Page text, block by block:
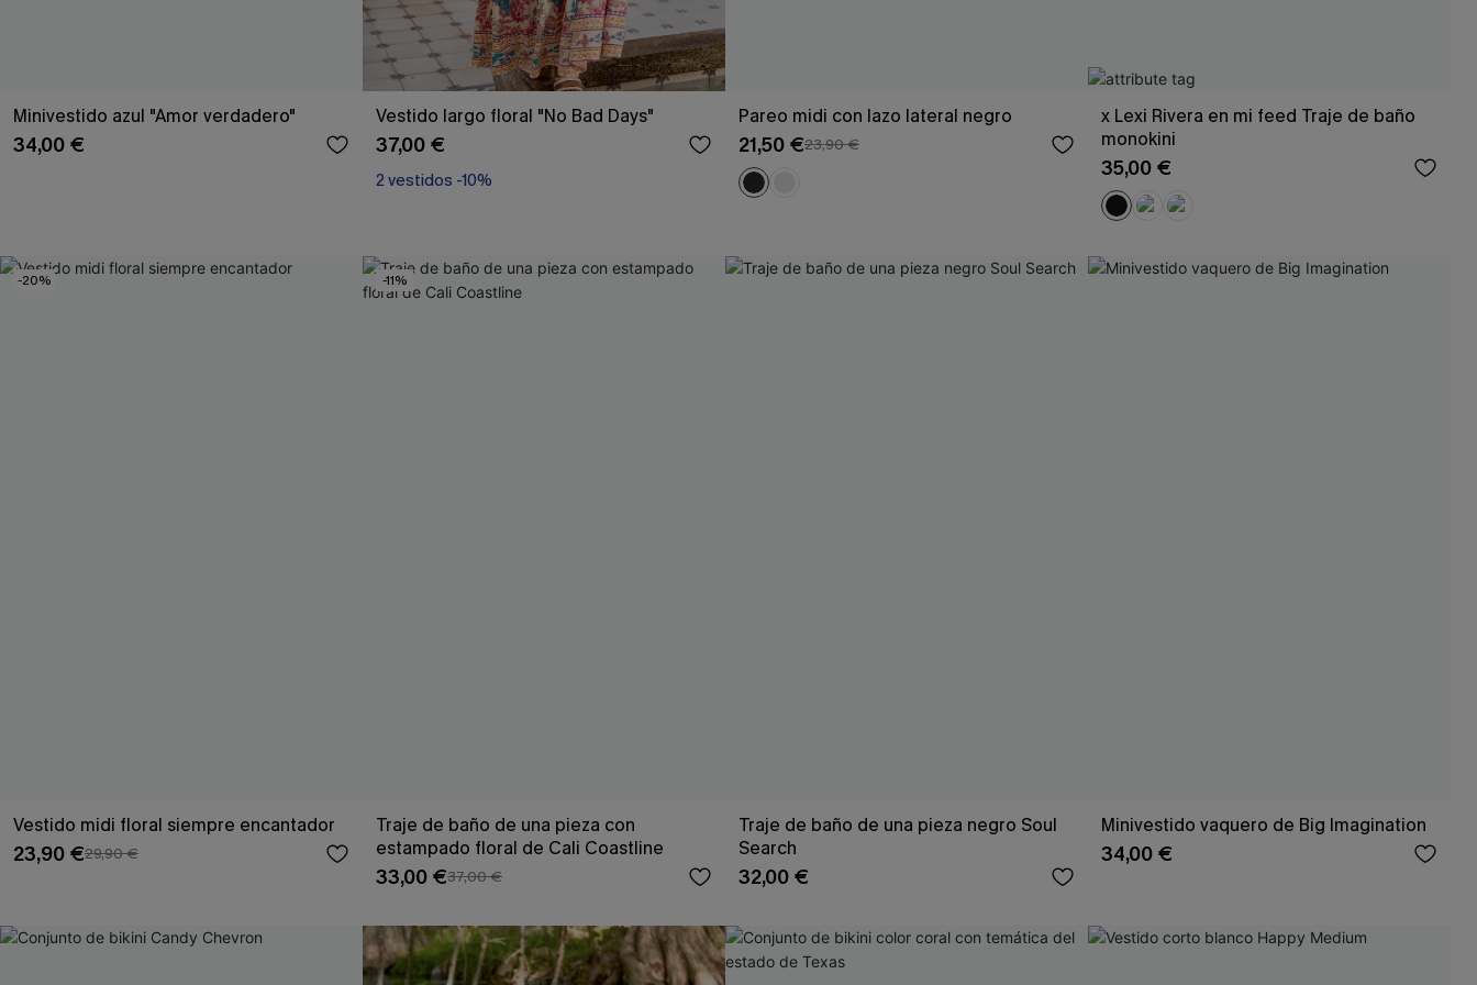
Minivestido azul "Amor verdadero"
34,00 €
Vestido largo floral "No Bad Days"
37,00 €
2 vestidos -10%
Pareo midi con lazo lateral negro
21,50 €23,90 €
x Lexi Rivera en mi feed Traje de baño
monokini
35,00 €
-20%
Vestido midi floral siempre encantador
23,90 €29,90 €
-11%
Traje de baño de una pieza con
estampado floral de Cali Coastline
33,00 €37,00 €
Traje de baño de una pieza negro Soul
Search
32,00 €
Minivestido vaquero de Big Imagination
34,00 €